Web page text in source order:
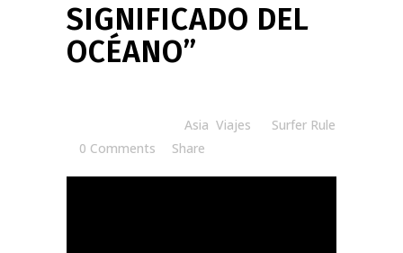
SIGNIFICADO DEL
OCÉANO”
Asia Viajes
Surfer Rule
0 Comments
Share